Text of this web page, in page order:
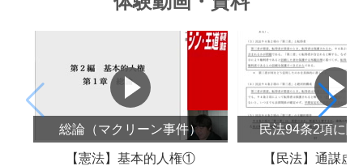
総論（マクリーン事件）
【憲法】基本的人権①
民法94条2項に関
【民法】通謀